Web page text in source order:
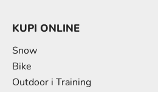
KUPI ONLINE
Snow
Bike
Outdoor i Training